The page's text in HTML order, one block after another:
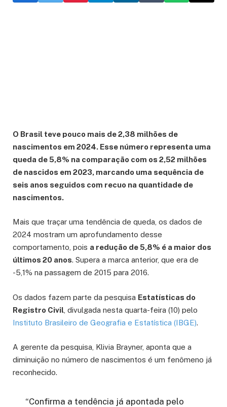
O Brasil teve pouco mais de 2,38 milhões de
nascimentos em 2024. Esse número representa uma
queda de 5,8% na comparação com os 2,52 milhões
de nascidos em 2023, marcando uma sequência de
seis anos seguidos com recuo na quantidade de
nascimentos.
Mais que traçar uma tendência de queda, os dados de
2024 mostram um aprofundamento desse
comportamento, pois a redução de 5,8% é a maior dos
últimos 20 anos. Supera a marca anterior, que era de
-5,1% na passagem de 2015 para 2016.
Os dados fazem parte da pesquisa Estatísticas do
Registro Civil , divulgada nesta quarta-feira (10) pelo
Instituto Brasileiro de Geografia e Estatística (IBGE).
A gerente da pesquisa, Klivia Brayner, aponta que a
diminuição no número de nascimentos é um fenômeno já
reconhecido.
“Confirma a tendência já apontada pelo